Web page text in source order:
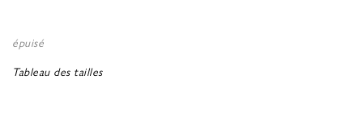
épuisé
Tableau des tailles